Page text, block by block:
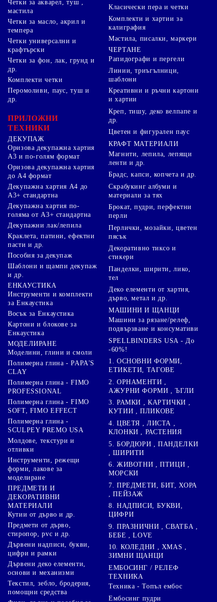
Четки за акварел, туш ,
мастила
Четки за масло, акрил и
темпера
Четки универсални и
крафтърски
Четки за фон, лак, грунд и
др.
Комплекти четки
Класически пера и четки
Комплекти и хартии за
калиграфия
Мастила, писалки, маркери
ЧЕРТАНЕ
Рапидографи и пергели
Линии, триъгълници,
шаблони
Перомоливи, паус, туш и
др.
ПРИЛОЖНИ
ТЕХНИКИ
ДЕКУПАЖ
Оризова декупажна хартия
А3 и по-голям формат
Оризова декупажна хартия
до А4 формат
Декупажна хартия А4 до
А3+ стандартна
Декупажна хартия по-
голяма от А3+ стандартна
Декупажни лак/лепила
Краклета, патини, ефектни
пасти и др.
Пособия за декупаж
Шаблони и щампи декупаж
и др.
ЕНКАУСТИКА
Инструменти и комплекти
за Енкаустика
Восък за Енкаустика
Картони и блокове за
Енкаустика
МОДЕЛИРАНЕ
Моделини, глини и смоли
Полимерна глина - PAPA'S
CLAY
Полимерна глина - FIMO
PROFESSIONAL
Полимерна глина - FIMO
SOFT, FIMO EFFECT
Полимерна глина -
SCULPEY PREMO USA
Молдове, текстури и
отливки
Инструменти, режещи
форми, лакове за
моделиране
ПРЕДМЕТИ И
ДЕКОРАТИВНИ
МАТЕРИАЛИ
Кутии от дърво и др.
Предмети от дърво,
стиропор, pvc и др.
Дървени надписи, букви,
цифри и рамки
Дървени деко елементи,
основи и механизми
Текстил, зебло, бродерия,
помощни средства
Креативни и ръчни картони
и хартии
Креп, тишу, деко велпапе и
др.
Цветен и фигурален паус
КРАФТ МАТЕРИАЛИ
Магнити, лепила, лепящи
ленти и др.
Брадс, капси, копчета и др.
Скрабукинг албуми и
материали за тях
Брокат, пудри, перфектни
перли
Перлички, мозайки, цветен
пясък
Декоративно тиксо и
стикери
Панделки, ширити, лико,
тел
Деко елементи от хартия,
дърво, метал и др.
МАШИНИ И ЩАНЦИ
Машини за рязане/релеф,
подвързване и консумативи
SPELLBINDERS USA - До
-60%!
1. ОСНОВНИ ФОРМИ,
ЕТИКЕТИ, ТАГОВЕ
2. ОРНАМЕНТИ ,
АЖУРНИ ФОРМИ , ЪГЛИ
3. РАМКИ , КАРТИЧКИ ,
КУТИИ , ПЛИКОВЕ
4. ЦВЕТЯ , ЛИСТА ,
КЛОНКИ , РАСТЕНИЯ
5. БОРДЮРИ , ПАНДЕЛКИ
, ШИРИТИ
6. ЖИВОТНИ , ПТИЦИ ,
МОРСКИ
7. ПРЕДМЕТИ, БИТ, ХОРА
, ПЕЙЗАЖ
8. НАДПИСИ, БУКВИ,
ЦИФРИ
9. ПРАЗНИЧНИ , СВАТБА ,
БЕБЕ , LOVE
10. КОЛЕДНИ , XMAS ,
ЗИМНИ ЩАНЦИ
ЕМБОСИНГ / РЕЛЕФ
ТЕХНИКА
Техника - Топъл ембос
Ембосинг пудри